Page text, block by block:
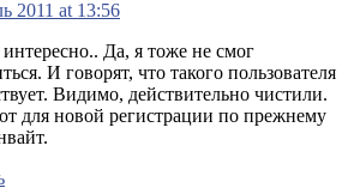
2011 at 13:56
Да, я тоже не смог
И говорят, что такого пользователя
Видимо, действительно чистили.
для новой регистрации по прежнему